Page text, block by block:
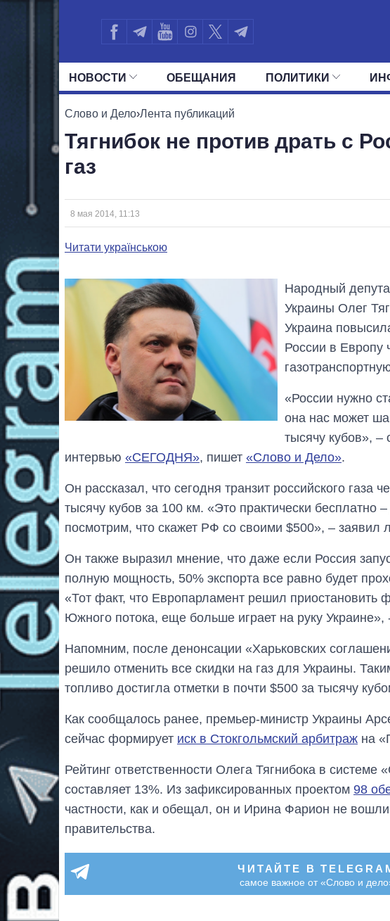
НОВОСТИ ОБЕЩАНИЯ ПОЛИТИКИ
ВСЕ ПОЛИТИКИ
Слово и Дело›Лента публикаций
Тягнибок не против драть с
газ
8 мая 2014, 11:13
Читати українською
Народный
Украины Олег
Украина
России в Европу
«России нужно
она нас может
тысячу кубов», –
интервью «СЕГОДНЯ», пишет «Слово и Дело».
Он рассказал, что сегодня транзит российского газа
тысячу кубов за 100 км. «Это практически бесплатно
посмотрим, что скажет РФ со своими $500», –
Он также выразил мнение, что даже если Россия
полную мощность, 50% экспорта все равно будет
«Тот факт, что Европарламент решил приостановить
Южного потока, еще больше играет на руку Украине»,
Напомним, после денонсации «Харьковских
решило отменить все скидки на газ для Украины.
топливо достигла отметки в почти $500 за тысячу
Как сообщалось ранее, премьер-министр Украины
сейчас формирует иск в Стокгольмский арбитраж на
Рейтинг ответственности Олега Тягнибока в
составляет 13%. Из зафиксированных проектом 98
частности, как и обещал, он и Ирина Фарион не
правительства.
ЧИТАЙТЕ В
самое важное от «Слово и